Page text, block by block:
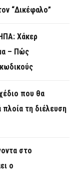
“Δικέφαλο”
Χάκερ
– Πώς
που θα
πλοία τη διέλευση
στο
ο